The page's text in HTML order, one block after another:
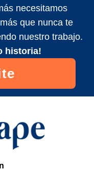
necesitamos
que nunca te
nuestro trabajo.
historia!